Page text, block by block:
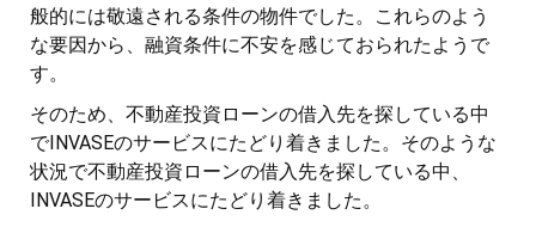
般的には敬遠される条件の物件でした。これらのよう
な要因から、融資条件に不安を感じておられたようで
す。
そのため、不動産投資ローンの借入先を探している中
でINVASEのサービスにたどり着きました。そのような
状況で不動産投資ローンの借入先を探している中、
INVASEのサービスにたどり着きました。